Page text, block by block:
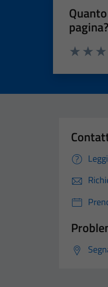
pagina?